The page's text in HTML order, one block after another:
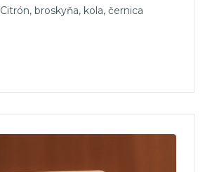
Citrón, broskyňa, kola, černica